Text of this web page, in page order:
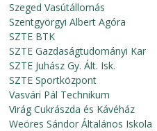
Szeged Vasútállomás
Szentgyörgyi Albert Agóra
SZTE BTK
SZTE Gazdaságtudományi Kar
SZTE Juhász Gy. Ált. Isk.
SZTE Sportközpont
Vasvári Pál Technikum
Virág Cukrászda és Kávéház
Weöres Sándor Általános Iskola